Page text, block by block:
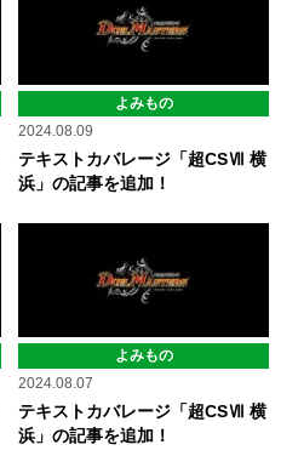
よみもの
2024.08.09
テキストカバレージ「超CSⅦ 横
浜」の記事を追加！
よみもの
2024.08.07
テキストカバレージ「超CSⅦ 横
浜」の記事を追加！